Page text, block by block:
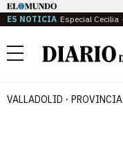
ES NOTICIA Especial Cecilia
Menú
VALLADOLID PROVINCIA